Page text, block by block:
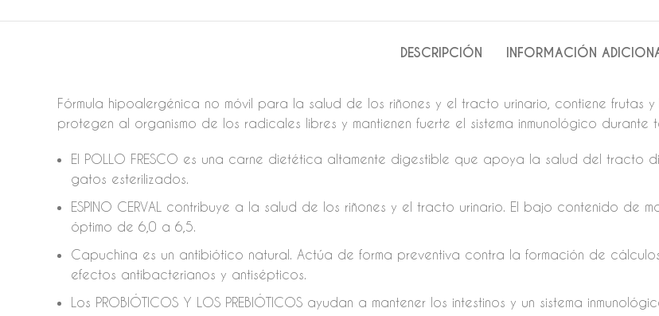
DESCRIPCIÓN INFORMACIÓN
Fórmula hipoalergénica no móvil para la salud de los riñones y el tracto urinario, contiene frutas
protegen al organismo de los radicales libres y mantienen fuerte el sistema inmunológico
El POLLO FRESCO es una carne dietética altamente digestible que apoya la salud del
gatos esterilizados.
ESPINO CERVAL contribuye a la salud de los riñones y el tracto urinario. El bajo contenido de
óptimo de 6,0 a 6,5.
Capuchina es un antibiótico natural. Actúa de forma preventiva contra la formación de
efectos antibacterianos y antisépticos.
Los PROBIÓTICOS Y LOS PREBIÓTICOS ayudan a mantener los intestinos y un sistema